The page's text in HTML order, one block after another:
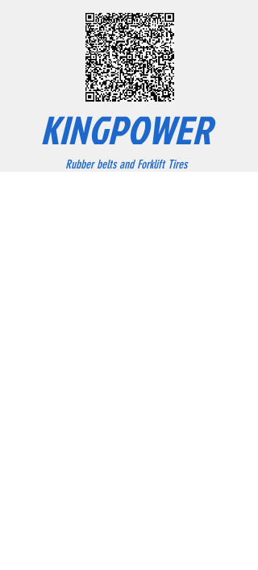
KINGPOWER
Rubber belts and Forklift Tires